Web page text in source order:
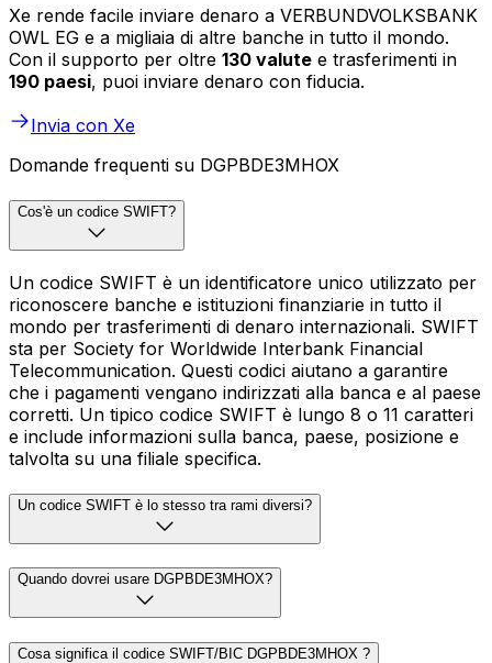
Xe rende facile inviare denaro a VERBUNDVOLKSBANK
OWL EG e a migliaia di altre banche in tutto il mondo.
Con il supporto per oltre 130 valute e trasferimenti in
190 paesi, puoi inviare denaro con fiducia.
Invia con Xe
Domande frequenti su DGPBDE3MHOX
Cos'è un codice SWIFT?
Un codice SWIFT è un identificatore unico utilizzato per
riconoscere banche e istituzioni finanziarie in tutto il
mondo per trasferimenti di denaro internazionali. SWIFT
sta per Society for Worldwide Interbank Financial
Telecommunication. Questi codici aiutano a garantire
che i pagamenti vengano indirizzati alla banca e al paese
corretti. Un tipico codice SWIFT è lungo 8 o 11 caratteri
e include informazioni sulla banca, paese, posizione e
talvolta su una filiale specifica.
Un codice SWIFT è lo stesso tra rami diversi?
Quando dovrei usare DGPBDE3MHOX?
Cosa significa il codice SWIFT/BIC DGPBDE3MHOX ?